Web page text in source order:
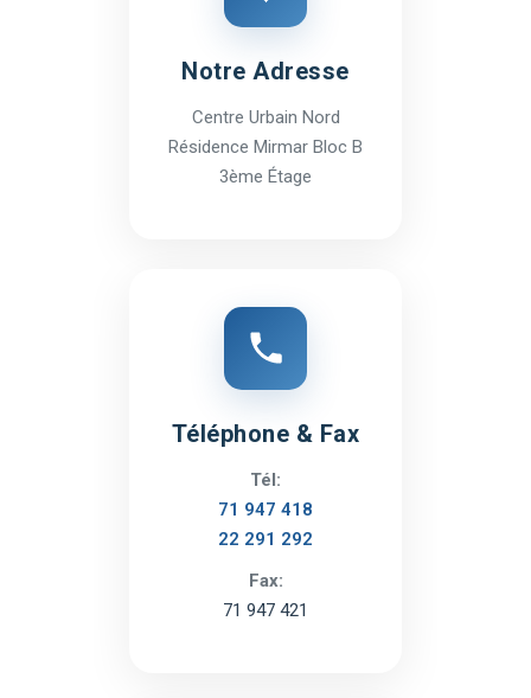
Notre Adresse
Centre Urbain Nord
Résidence Mirmar Bloc B
3ème Étage
Téléphone & Fax
Tél:
71 947 418
22 291 292
Fax:
71 947 421